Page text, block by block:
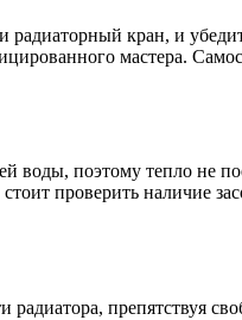
кран, и
мастера.
воды, поэтому тепло не
проверить наличие
препятствуя